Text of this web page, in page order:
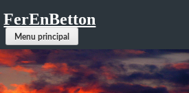
FerEnBetton
Menu principal